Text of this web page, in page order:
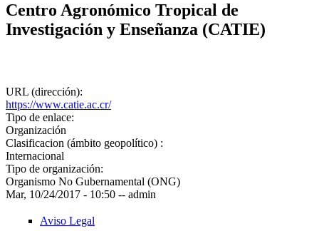
Centro Agronómico Tropical de
Investigación y Enseñanza (CATIE)
URL (dirección):
https://www.catie.ac.cr/
Tipo de enlace:
Organización
Clasificacion (ámbito geopolítico) :
Internacional
Tipo de organización:
Organismo No Gubernamental (ONG)
Mar, 10/24/2017 - 10:50 -- admin
Aviso Legal